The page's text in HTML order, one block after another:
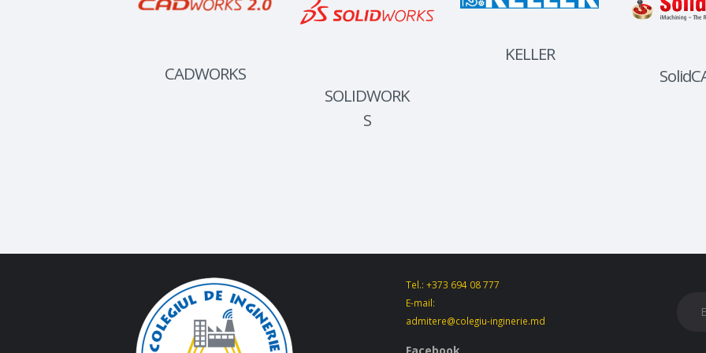
CADWORKS
SOLIDWORK
S
KELLER
Tel.: +373 694 08 777
E-mail:
admitere@colegiu-inginerie.md
Facebook